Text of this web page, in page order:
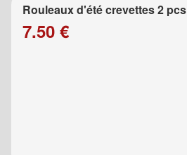
Rouleaux d'été crevettes 2 pcs
7.50 €